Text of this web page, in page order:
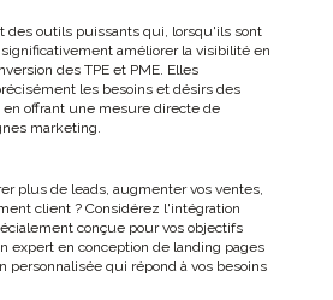
des outils puissants qui, lorsqu'ils sont
améliorer la visibilité en
des TPE et PME. Elles
les besoins et désirs des
offrant une mesure directe de
marketing.
plus de leads, augmenter vos ventes,
client ? Considérez l'intégration
conçue pour vos objectifs
expert en conception de landing pages
personnalisée qui répond à vos besoins